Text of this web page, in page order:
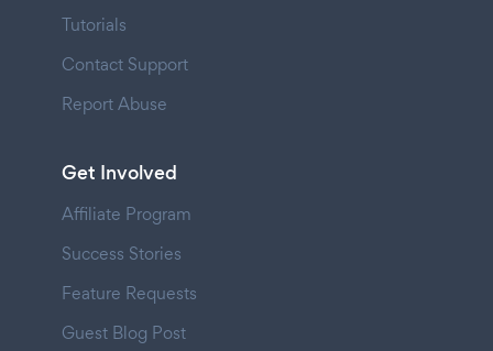
Tutorials
Contact Support
Report Abuse
Get Involved
Affiliate Program
Success Stories
Feature Requests
Guest Blog Post